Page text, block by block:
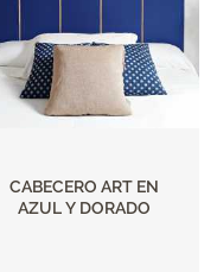
CABECERO ART EN
AZUL Y DORADO